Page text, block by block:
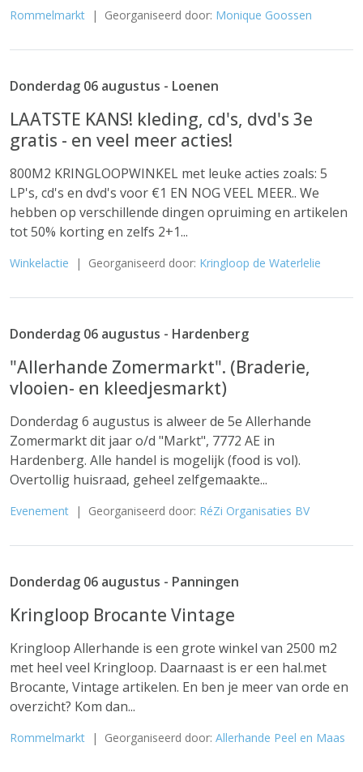
Rommelmarkt | Georganiseerd door: Monique Goossen
Donderdag 06 augustus - Loenen
LAATSTE KANS! kleding, cd's, dvd's 3e
gratis - en veel meer acties!
800M2 KRINGLOOPWINKEL met leuke acties zoals: 5
LP's, cd's en dvd's voor €1 EN NOG VEEL MEER.. We
hebben op verschillende dingen opruiming en artikelen
tot 50% korting en zelfs 2+1...
Winkelactie | Georganiseerd door: Kringloop de Waterlelie
Donderdag 06 augustus - Hardenberg
"Allerhande Zomermarkt". (Braderie,
vlooien- en kleedjesmarkt)
Donderdag 6 augustus is alweer de 5e Allerhande
Zomermarkt dit jaar o/d "Markt", 7772 AE in
Hardenberg. Alle handel is mogelijk (food is vol).
Overtollig huisraad, geheel zelfgemaakte...
Evenement | Georganiseerd door: RéZi Organisaties BV
Donderdag 06 augustus - Panningen
Kringloop Brocante Vintage
Kringloop Allerhande is een grote winkel van 2500 m2
met heel veel Kringloop. Daarnaast is er een hal.met
Brocante, Vintage artikelen. En ben je meer van orde en
overzicht? Kom dan...
Rommelmarkt | Georganiseerd door: Allerhande Peel en Maas